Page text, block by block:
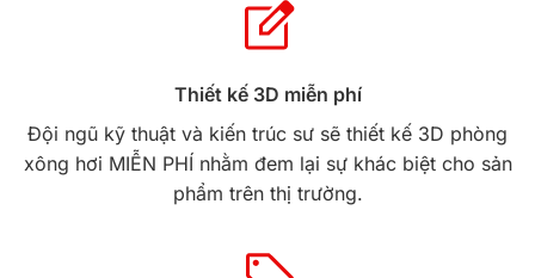
Thiết kế 3D miễn phí
Đội ngũ kỹ thuật và kiến trúc sư sẽ thiết kế 3D phòng
xông hơi MIỄN PHÍ nhằm đem lại sự khác biệt cho sản
phẩm trên thị trường.